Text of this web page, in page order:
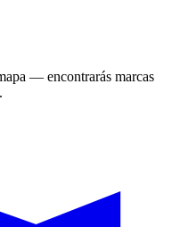
— encontrarás marcas